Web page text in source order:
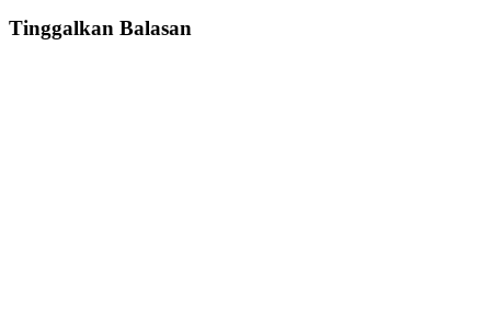
Tinggalkan Balasan